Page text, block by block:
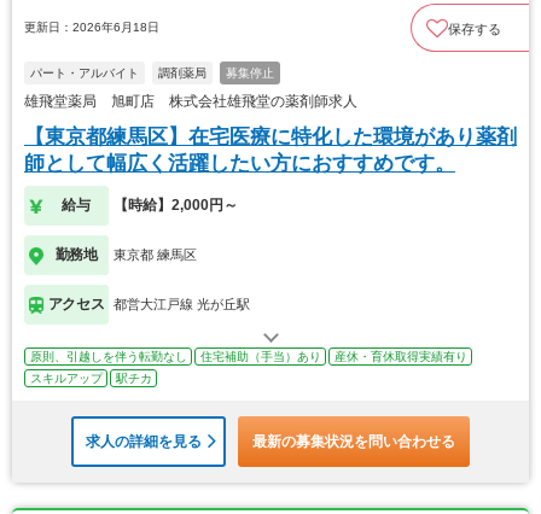
更新日：2026年6月18日 保存する
パート・アルバイト 調剤薬局 募集停止
雄飛堂薬局 旭町店 株式会社雄飛堂の薬剤師求人
【東京都練馬区】在宅医療に特化した環境があり薬剤
師として幅広く活躍したい方におすすめです。
給与 【時給】2,000円～
勤務地 東京都 練馬区
アクセス 都営大江戸線 光が丘駅
原則、引越しを伴う転勤なし 住宅補助（手当）あり
産休・育休取得実績有り
スキルアップ
駅チカ
求人の詳細を見る 最新の募集状況を問い合わせる